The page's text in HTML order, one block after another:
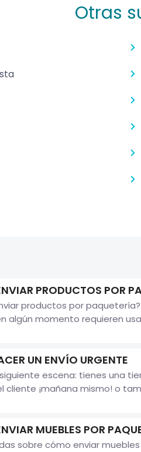
Otras
PRODUCTOS POR
productos por
algún momento requieren
UN ENVÍO URGENTE
escena: tienes una
cliente ¡mañana mismo! o
MUEBLES POR
sobre cómo enviar